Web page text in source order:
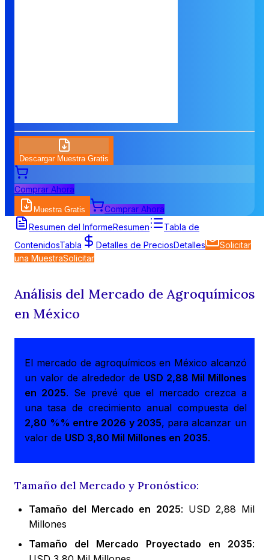
Descargar Muestra Gratis
Comprar Ahora
Muestra Gratis
Comprar Ahora
Resumen del InformeResumen
Tabla de
ContenidosTabla Detalles de PreciosDetalles
Solicitar
una MuestraSolicitar
Análisis del Mercado de Agroquímicos
en México
El mercado de agroquímicos en México alcanzó
un valor de alrededor de USD 2,88 Mil Millones
en 2025. Se prevé que el mercado crezca a
una tasa de crecimiento anual compuesta del
2,80 %% entre 2026 y 2035, para alcanzar un
valor de USD 3,80 Mil Millones en 2035.
Tamaño del Mercado y Pronóstico:
Tamaño del Mercado en 2025: USD 2,88 Mil
Millones
Tamaño del Mercado Proyectado en 2035: